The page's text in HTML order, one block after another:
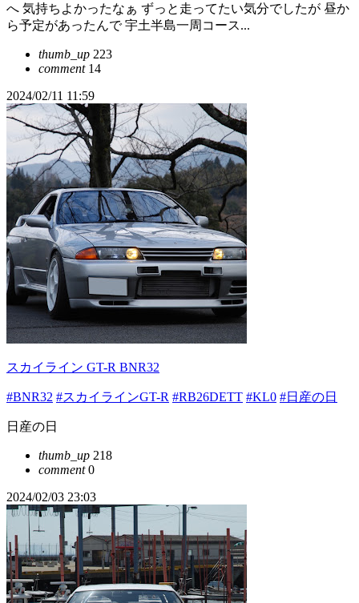
へ 気持ちよかったなぁ ずっと走ってたい気分でしたが 昼か
ら予定があったんで 宇土半島一周コース...
thumb_up 223
comment14
2024/02/11 11:59
スカイライン GT-R BNR32
#BNR32 #スカイラインGT-R #RB26DETT #KL0 #日産の日
日産の日
thumb_up 218
comment0
2024/02/03 23:03